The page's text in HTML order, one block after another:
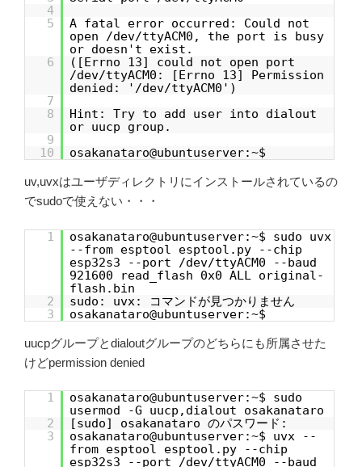
4
5
A fatal error occurred: Could not
open /dev/ttyACM0, the port is busy
or doesn't exist.
6
([Errno 13] could not open port
/dev/ttyACM0: [Errno 13] Permission
denied: '/dev/ttyACM0')
7
8
Hint: Try to add user into dialout
or uucp group.
9
10
osakanataro@ubuntuserver:~$
uv,uvxはユーザディレクトリにインストールされているの
でsudoで使えない・・・
1
osakanataro@ubuntuserver:~$ sudo uvx
--from esptool esptool.py --chip
esp32s3 --port /dev/ttyACM0 --baud
921600 read_flash 0x0 ALL original-
flash.bin
2
sudo: uvx: コマンドが見つかりません
3
osakanataro@ubuntuserver:~$
uucpグループとdialoutグループのどちらにも所属させた
けどpermission denied
1
osakanataro@ubuntuserver:~$ sudo
usermod -G uucp,dialout osakanataro
2
[sudo] osakanataro のパスワード:
3
osakanataro@ubuntuserver:~$ uvx --
from esptool esptool.py --chip
esp32s3 --port /dev/ttyACM0 --baud